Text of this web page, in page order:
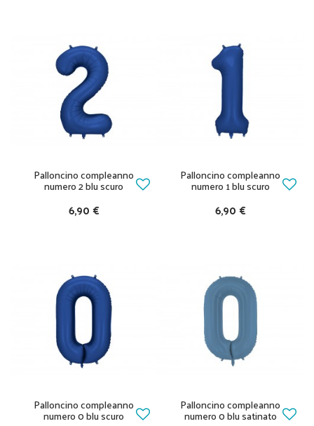
Palloncino compleanno
numero 2 blu scuro
6,90 €
Palloncino compleanno
numero 1 blu scuro
6,90 €
Palloncino compleanno
numero 0 blu scuro
Palloncino compleanno
numero 0 blu satinato